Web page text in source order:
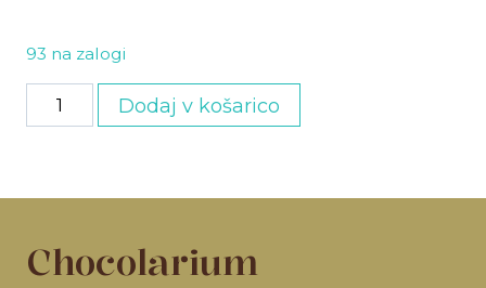
93 na zalogi
Družinska
količina
Dodaj v košarico
Chocolarium